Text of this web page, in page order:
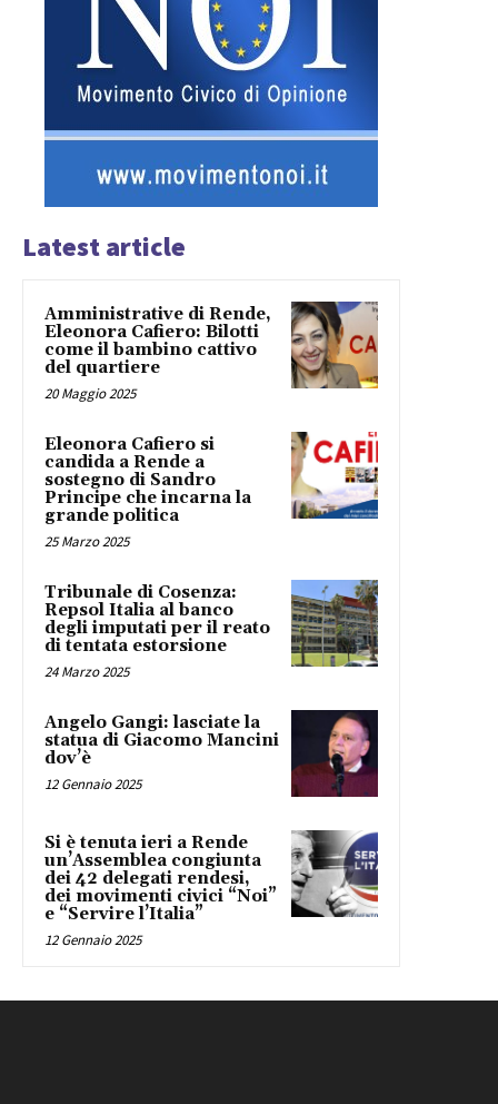
Latest article
Amministrative di Rende,
Eleonora Cafiero: Bilotti
come il bambino cattivo
del quartiere
20 Maggio 2025
Eleonora Cafiero si
candida a Rende a
sostegno di Sandro
Principe che incarna la
grande politica
25 Marzo 2025
Tribunale di Cosenza:
Repsol Italia al banco
degli imputati per il reato
di tentata estorsione
24 Marzo 2025
Angelo Gangi: lasciate la
statua di Giacomo Mancini
dov’è
12 Gennaio 2025
Si è tenuta ieri a Rende
un’Assemblea congiunta
dei 42 delegati rendesi,
dei movimenti civici “Noi”
e “Servire l’Italia”
12 Gennaio 2025